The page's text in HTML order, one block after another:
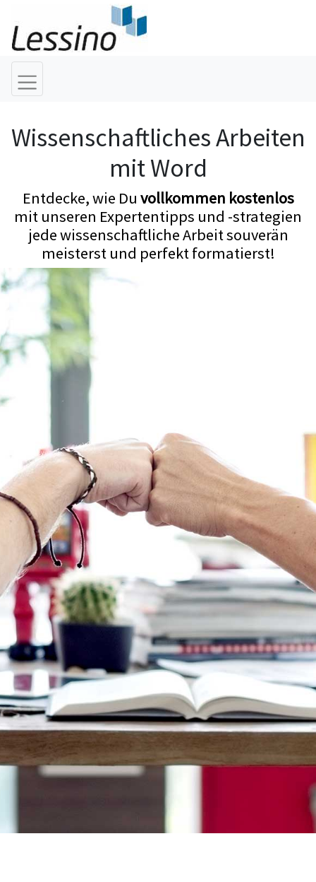
Wissenschaftliches Arbeiten
mit Word
Entdecke, wie Du vollkommen kostenlos
mit unseren Expertentipps und -strategien
jede wissenschaftliche Arbeit souverän
meisterst und perfekt formatierst!